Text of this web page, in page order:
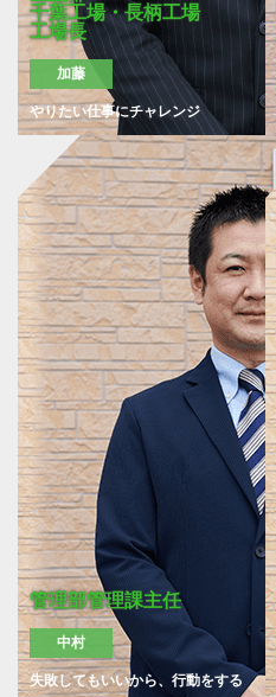
千葉工場・長柄工場
工場長
加藤
やりたい仕事にチャレンジ
管理部管理課主任
中村
失敗してもいいから、行動をする